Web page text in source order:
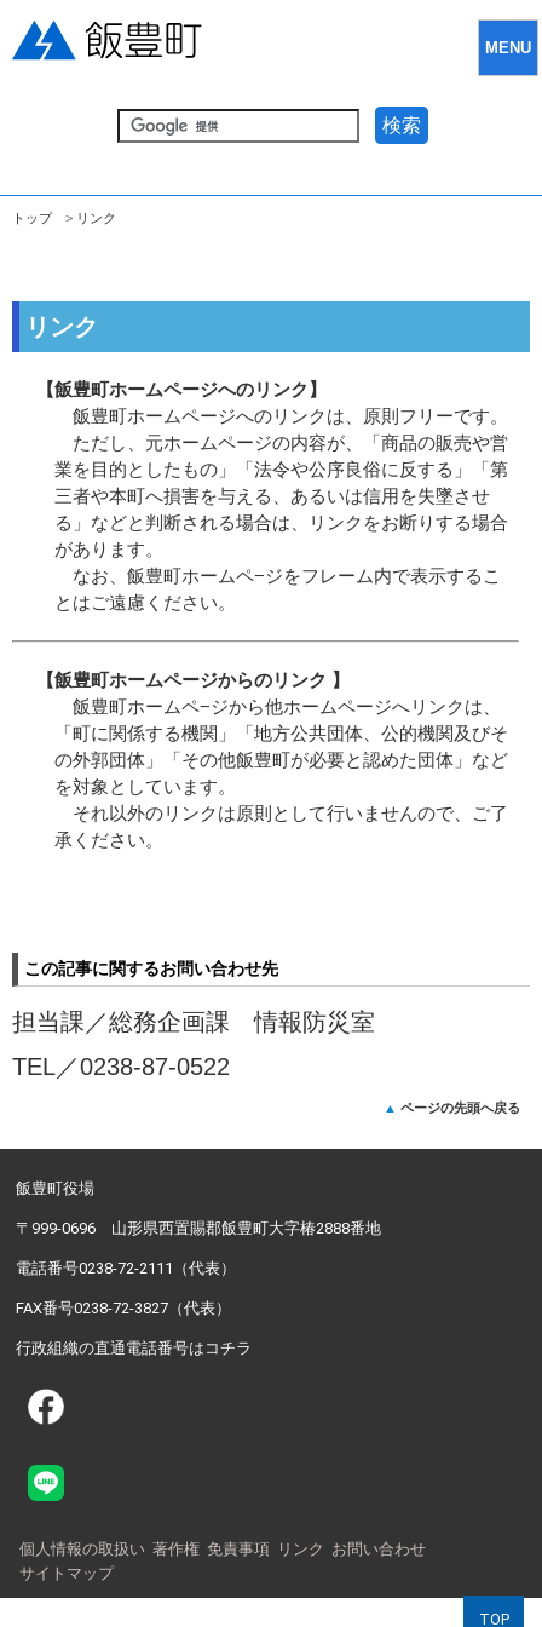
検索
MENU
トップ > リンク
リンク
【飯豊町ホームページへのリンク】
飯豊町ホームページへのリンクは、原則フリーです。
ただし、元ホームページの内容が、「商品の販売や営
業を目的としたもの」「法令や公序良俗に反する」「第
三者や本町へ損害を与える、あるいは信用を失墜させ
る」などと判断される場合は、リンクをお断りする場合
があります。
なお、飯豊町ホームペ−ジをフレーム内で表示するこ
とはご遠慮ください。
【飯豊町ホームページからのリンク 】
飯豊町ホームペ−ジから他ホームページへリンクは、
「町に関係する機関」「地方公共団体、公的機関及びそ
の外郭団体」「その他飯豊町が必要と認めた団体」など
を対象としています。
それ以外のリンクは原則として行いませんので、ご了
承ください。
この記事に関するお問い合わせ先
担当課／総務企画課 情報防災室
TEL／0238-87-0522
ページの先頭へ戻る
飯豊町役場
〒999-0696 山形県西置賜郡飯豊町大字椿2888番地
電話番号0238-72-2111（代表）
FAX番号0238-72-3827（代表）
行政組織の直通電話番号はコチラ
個人情報の取扱い 著作権 免責事項 リンク お問い合わせ
サイトマップ
TOP